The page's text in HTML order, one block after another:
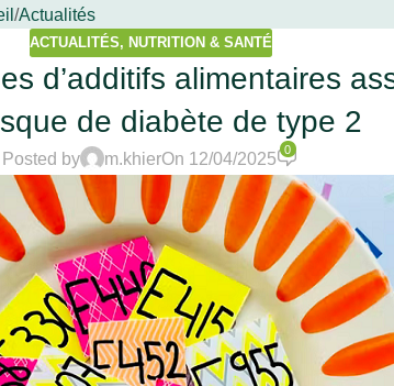
Actualités
ACTUALITÉS, NUTRITION & SANTÉ
d’additifs alimentaires
de diabète de type 2
Posted by m.khierOn 12/04/2025
0